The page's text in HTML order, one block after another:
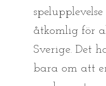
åtkomlig för
Sverige. Det
bara om att